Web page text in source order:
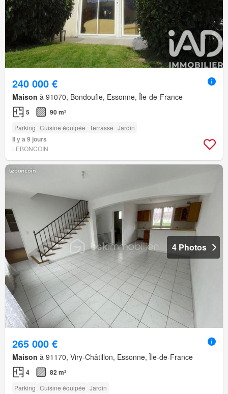
240 000 €
Maison à 91070, Bondoufle, Essonne, Île-de-France
5 90 m²
Parking Cuisine équipée Terrasse Jardin
Il y a 9 jours
LEBONCOIN
4 Photos
265 000 €
Maison à 91170, Viry-Châtillon, Essonne, Île-de-France
4 82 m²
Parking Cuisine équipée Jardin